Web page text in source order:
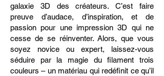
galaxie 3D des créateurs. C’est faire
preuve d’audace, d’inspiration, et de
passion pour une impression 3D qui ne
cesse de se réinventer. Alors, que vous
soyez novice ou expert, laissez-vous
séduire par la magie du filament trois
couleurs – un matériau qui redéfinit ce qu’il